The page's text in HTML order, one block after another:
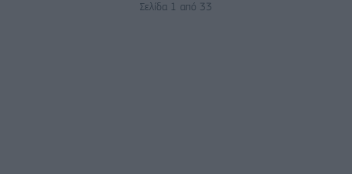
Σελίδα 1 από 33